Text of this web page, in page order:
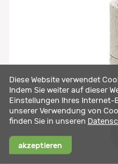
Diese Website verwendet
Indem Sie weiter auf dieser
Einstellungen Ihres Internet-
unserer Verwendung von
finden Sie in unseren
akzeptieren